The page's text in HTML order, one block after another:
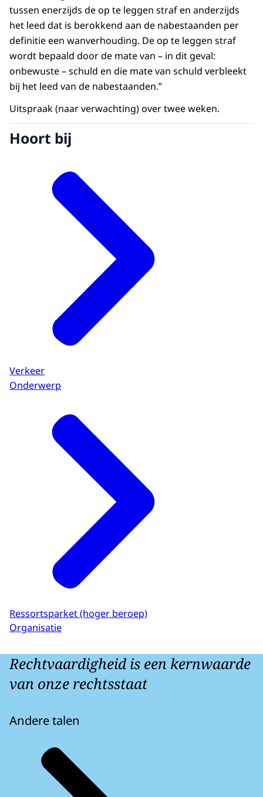
tussen enerzijds de op te leggen straf en anderzijds
het leed dat is berokkend aan de nabestaanden per
definitie een wanverhouding. De op te leggen straf
wordt bepaald door de mate van – in dit geval:
onbewuste – schuld en die mate van schuld verbleekt
bij het leed van de nabestaanden.”
Uitspraak (naar verwachting) over twee weken.
Hoort bij
Verkeer
Onderwerp
Ressortsparket (hoger beroep)
Organisatie
Rechtvaardigheid is een kernwaarde
van onze rechtsstaat
Andere talen